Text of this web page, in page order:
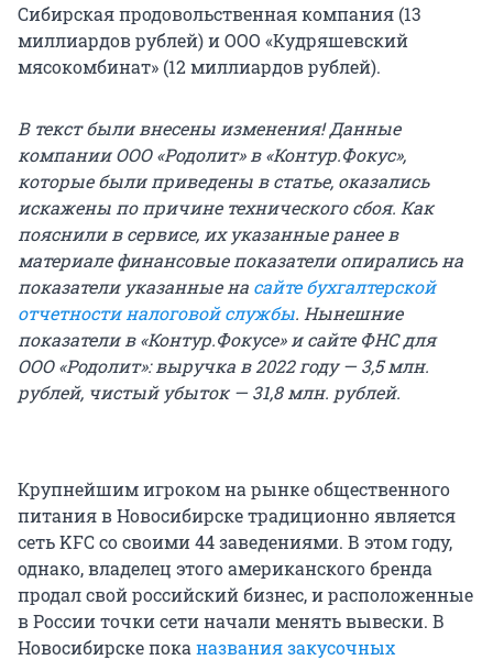
Сибирская продовольственная компания (13
миллиардов рублей) и ООО «Кудряшевский
мясокомбинат» (12 миллиардов рублей).
В текст были внесены изменения! Данные
компании ООО «Родолит» в «Контур.Фокус»,
которые были приведены в статье, оказались
искажены по причине технического сбоя. Как
пояснили в сервисе, их указанные ранее в
материале финансовые показатели опирались на
показатели указанные на сайте бухгалтерской
отчетности налоговой службы. Нынешние
показатели в «Контур.Фокусе» и сайте ФНС для
ООО «Родолит»: выручка в 2022 году — 3,5 млн.
рублей, чистый убыток — 31,8 млн. рублей.
Крупнейшим игроком на рынке общественного
питания в Новосибирске традиционно является
сеть KFC со своими 44 заведениями. В этом году,
однако, владелец этого американского бренда
продал свой российский бизнес, и расположенные
в России точки сети начали менять вывески. В
Новосибирске пока названия закусочных